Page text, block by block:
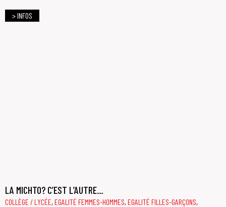
> INFOS
LA MICHTO? C’EST L’AUTRE…
COLLÈGE / LYCÉE, EGALITÉ FEMMES-HOMMES, EGALITÉ FILLES-GARÇONS,